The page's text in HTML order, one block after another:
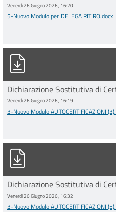
Venerdì 26 Giugno 2026, 16:20
5-Nuovo Modulo per DELEGA RITIRO.docx
3-Nuovo Modulo
Dichiarazione Sostitutiva di
Venerdì 26 Giugno 2026, 16:19
3-Nuovo Modulo AUTOCERTIFICAZIONI
3-Nuovo Modulo
Dichiarazione Sostitutiva di
Venerdì 26 Giugno 2026, 16:32
3-Nuovo Modulo AUTOCERTIFICAZIONI